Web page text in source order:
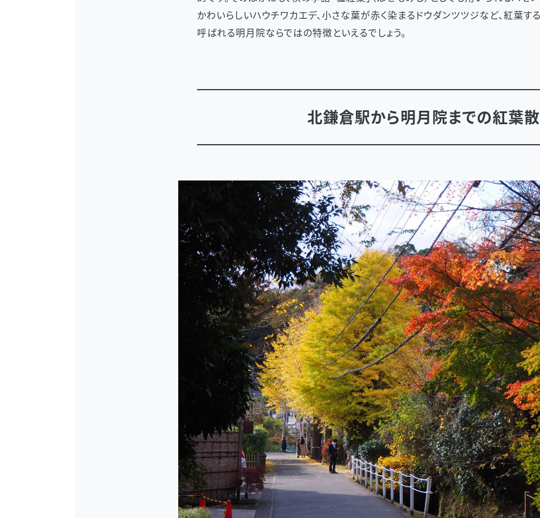
かわいらしいハウチワカエデ、小さな葉が赤く染まるドウダンツツジなど、紅葉す
呼ばれる明月院ならではの特徴といえるでしょう。
北鎌倉駅から明月院までの紅葉